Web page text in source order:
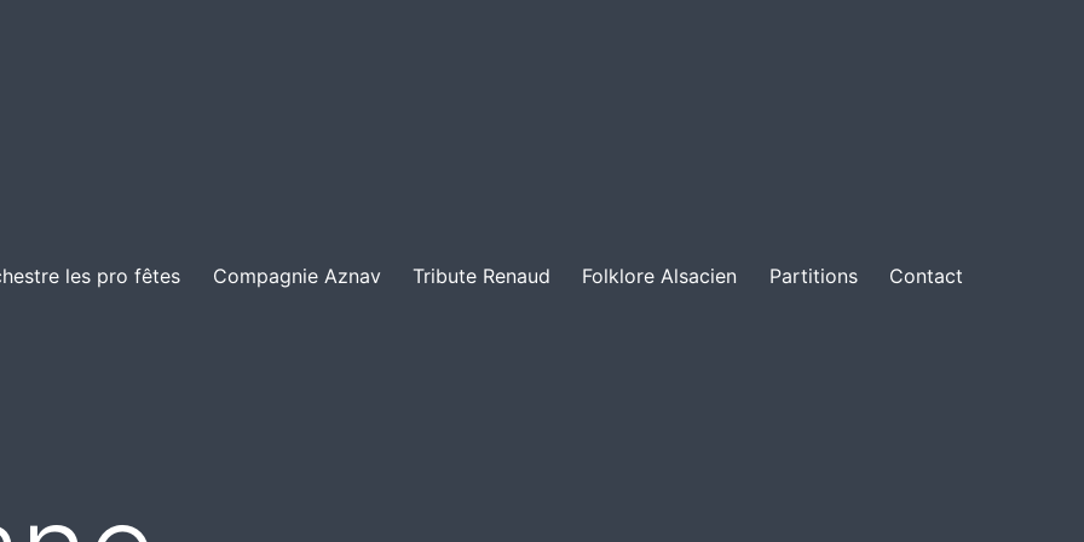
les pro fêtes Compagnie Aznav Tribute Renaud Folklore Alsacien Partitions Contact